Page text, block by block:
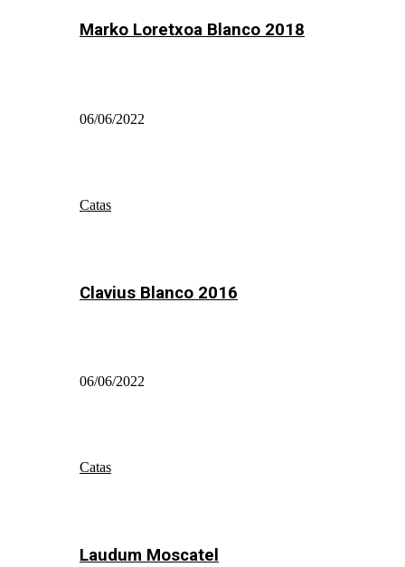
Marko Loretxoa Blanco 2018
06/06/2022
Catas
Clavius Blanco 2016
06/06/2022
Catas
Laudum Moscatel